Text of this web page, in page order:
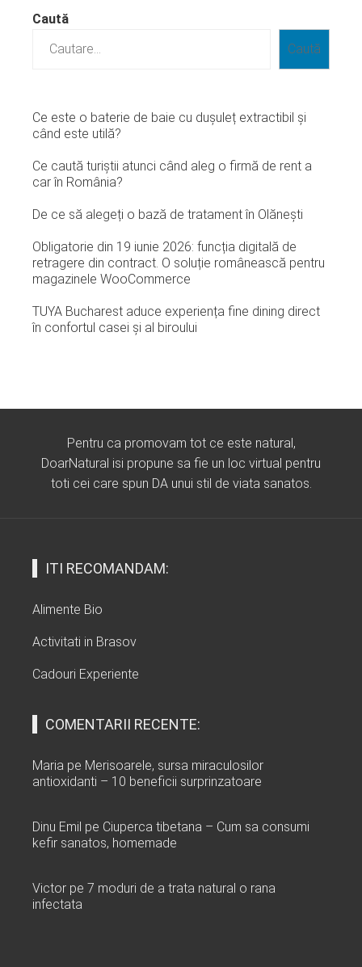
Caută
Caută
Ce este o baterie de baie cu dușuleț extractibil și
când este utilă?
Ce caută turiștii atunci când aleg o firmă de rent a
car în România?
De ce să alegeți o bază de tratament în Olănești
Obligatorie din 19 iunie 2026: funcția digitală de
retragere din contract. O soluție românească pentru
magazinele WooCommerce
TUYA Bucharest aduce experiența fine dining direct
în confortul casei și al biroului
Pentru ca promovam tot ce este natural,
DoarNatural isi propune sa fie un loc virtual pentru
toti cei care spun DA unui stil de viata sanatos.
ITI RECOMANDAM:
Alimente Bio
Activitati in Brasov
Cadouri Experiente
COMENTARII RECENTE:
Maria pe Merisoarele, sursa miraculosilor
antioxidanti – 10 beneficii surprinzatoare
Dinu Emil pe Ciuperca tibetana – Cum sa consumi
kefir sanatos, homemade
Victor pe 7 moduri de a trata natural o rana
infectata